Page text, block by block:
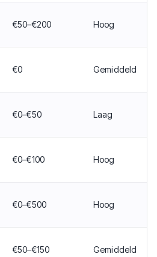
€50–€200 Hoog
€0 Gemiddeld
€0–€50 Laag
€0–€100 Hoog
€0–€500 Hoog
€50–€150 Gemiddeld